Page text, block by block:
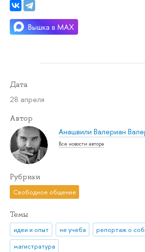
Дата
28 апреля
Автор
Анашвили Валериан
Все новости автора
Рубрики
Свободное общение
Темы
идеи и опыт не учеба
репортаж о
магистратура